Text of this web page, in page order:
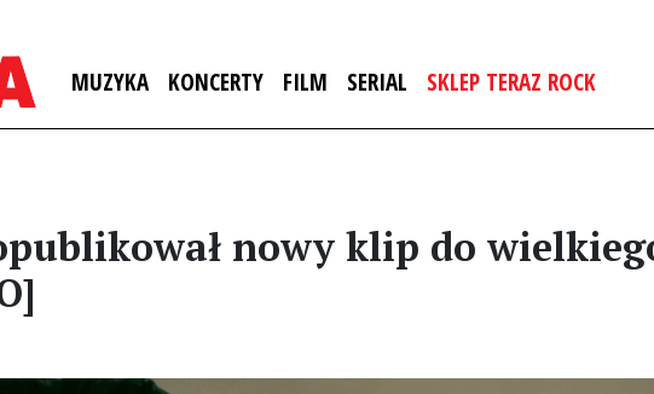
MUZYKA KONCERTY FILM SERIAL SKLEP TERAZ ROCK
nowy klip do